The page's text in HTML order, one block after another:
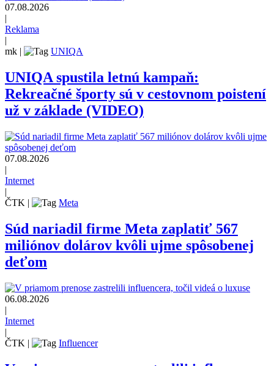
07.08.2026
|
Reklama
|
mk | UNIQA
UNIQA spustila letnú kampaň:
Rekreačné športy sú v cestovnom poistení
už v základe (VIDEO)
07.08.2026
|
Internet
|
ČTK | Meta
Súd nariadil firme Meta zaplatiť 567
miliónov dolárov kvôli ujme spôsobenej
deťom
06.08.2026
|
Internet
|
ČTK | Influencer